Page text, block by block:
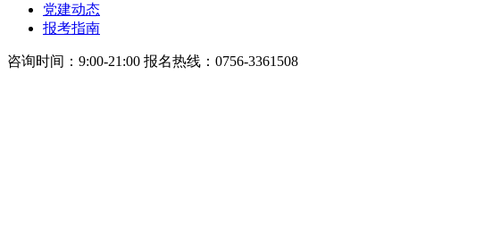
党建动态
报考指南
咨询时间：9:00-21:00 报名热线：0756-3361508